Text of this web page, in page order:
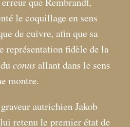
le coquillage en sens
de cuivre, afin que sa
représentation fidèle de la
conusallant dans le sens
montre.
autrichien Jakob
retenu le premier état de